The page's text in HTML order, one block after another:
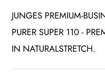
JUNGES PREMIUM-
PURER SUPER 110 -
IN NATURALSTRETCH.